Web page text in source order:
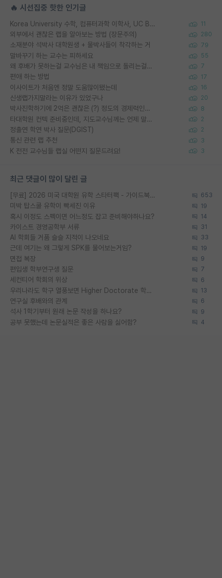
🔥 시선집중 핫한 인기글
Korea University 수학, 컴퓨터과학 이학사, UC Berkeley 산업공학 대학원 공학박사가 되는 것은 쉽지 않겠죠? 11
외부에서 괜찮은 랩을 알아보는 방법 (장문주의) 280
소재분야 석박사 대학원생 + 물박사들이 착각하는 거 79
말바꾸기 하는 교수는 피하세요 55
왜 후배가 못하는걸 교수님은 내 책임으로 돌리는걸까요? 7
편애 하는 방법 17
이사이트가 처음엔 정말 도움많이됐는데 16
신생랩가지말라는 이유가 있었구나 20
박사진학하기에 2억은 괜찮은 (?) 정도의 경제력인가요 8
타대학원 컨텍 준비중인데, 지도교수님께는 언제 말씀드려야 할까요? 2
정출연 학연 박사 질문(DGIST) 2
통신 관련 랩 추천 3
K 전전 교수님들 랩실 어떤지 질문드려요! 3
최근 댓글이 많이 달린 글
[무료] 2026 미국 대학원 유학 스타터팩 - 가이드북 & 합격자 컨택메일 템플릿 653
미박 탑스쿨 유학이 빡세진 이유 19
혹시 이정도 스펙이면 어느정도 잡고 준비해야하나요? 14
카이스트 경영공학부 서류 31
AI 학회들 거품 슬슬 지적이 나오네요 33
근데 여기는 왜 그렇게 SPK를 물어보는거임? 19
면접 복장 9
편입생 학부연구생 질문 7
세컨티어 학회의 위상 6
우리나라도 학구 열풍보면 Higher Doctorate 학위가 필요하다고 봅니다. 13
연구실 후배와의 관계 6
석사 1학기부터 원래 논문 작성을 하나요? 9
공부 못했는데 논문실적은 좋은 사람을 싫어함? 4